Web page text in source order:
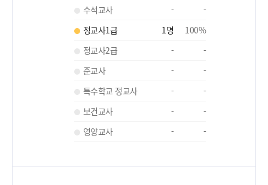
수석교사 -
-
정교사1급
1명 100%
정교사2급
-
-
준교사
-
-
특수학교 정교사
-
-
보건교사
-
-
영양교사
- -